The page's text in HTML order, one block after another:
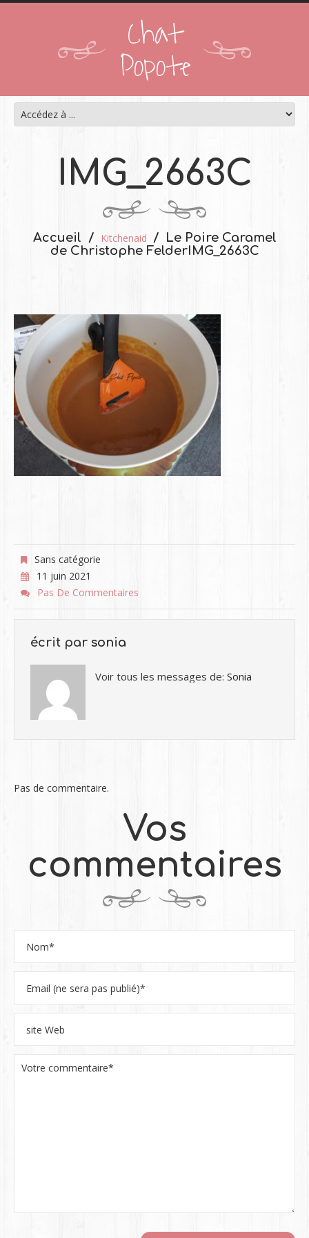
Chat
Popote
IMG_2663C
Accueil Kitchenaid
Le Poire Caramel
de Christophe FelderIMG_2663C
Sans catégorie
11 juin 2021
Pas De Commentaires
écrit par sonia
Voir tous les messages de: Sonia
Pas de commentaire.
Vos
commentaires